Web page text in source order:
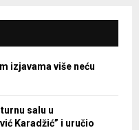
izjavama više neću
salu u
Karadžić” i uručio